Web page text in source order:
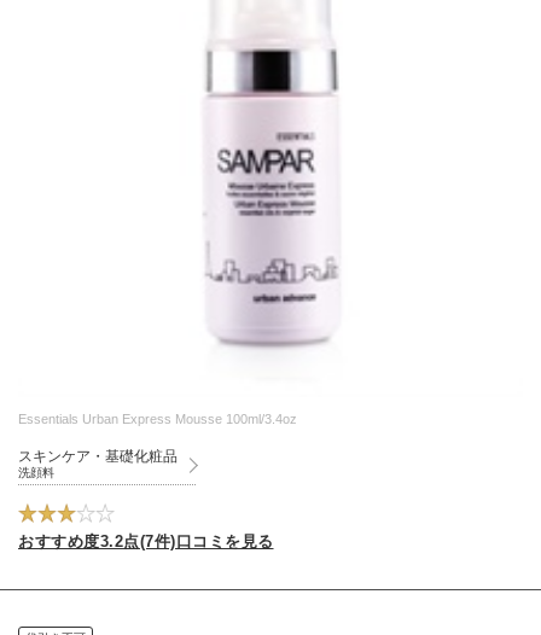
Essentials Urban Express Mousse 100ml/3.4oz
スキンケア・基礎化粧品
洗顔料
おすすめ度3.2点(7件)口コミを見る